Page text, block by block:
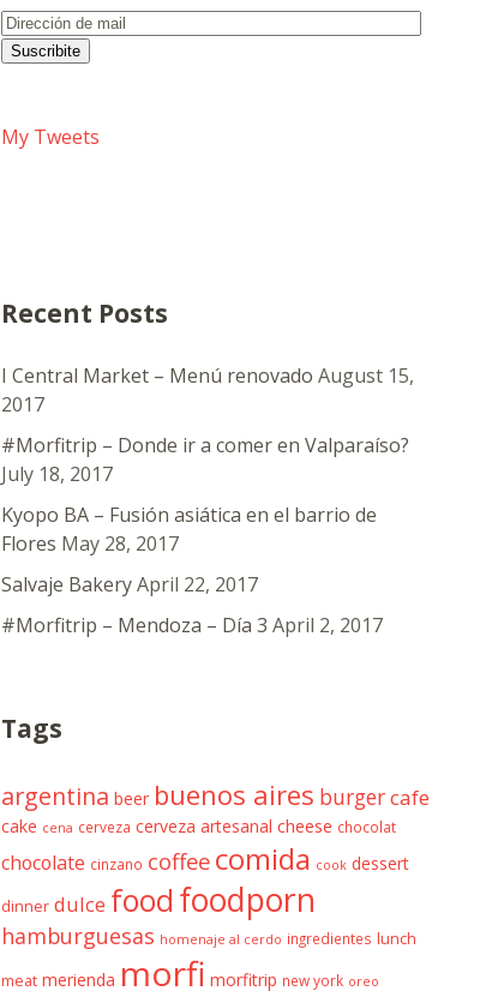
Dirección
deSuscribite
My Tweets
Recent Posts
I Central Market – Menú renovado August 15,
2017
#Morfitrip – Donde ir a comer en Valparaíso?
July 18, 2017
Kyopo BA – Fusión asiática en el barrio de
Flores May 28, 2017
Salvaje Bakery April 22, 2017
#Morfitrip – Mendoza – Día 3 April 2, 2017
Tags
argentina beer buenos aires burgercafe
cake cena cerveza cerveza artesanal cheese chocolat
chocolate cinzano coffee comida cook dessert
dinner dulce food foodporn
hamburguesas homenaje al cerdo ingredientes lunch
meat merienda morfi morfitrip new york oreo